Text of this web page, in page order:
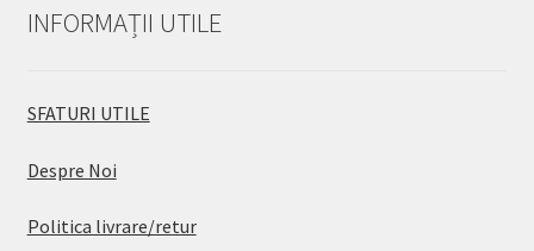
INFORMAȚII UTILE
SFATURI UTILE
Despre Noi
Politica livrare/retur